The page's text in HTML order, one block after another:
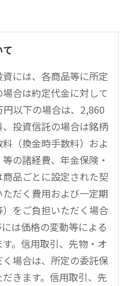
には、各商品等に所定
合は約定代金に対して
以下の場合は、2,860
投資信託の場合は銘柄
（換金時手数料）およ
の諸経費、年金保険・
品ごとに設定された契
だく費用および一定期
をご負担いただく場合
は価格の変動等による
。信用取引、先物・オ
場合は、所定の委託保
きます。信用取引、先